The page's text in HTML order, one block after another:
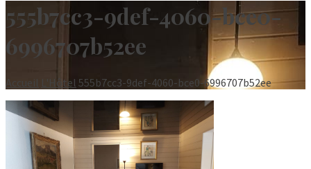
555b7cc3-9def-4060-bce0-
6996707b52ee
Accueil L'Hôtel 555b7cc3-9def-4060-bce0-6996707b52ee